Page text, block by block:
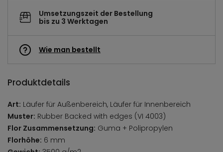
Umsetzungszeit der Bestellung
bis zu 3 Werktagen
Wie man bestellt
Produktdetails
Art: Läufer für Außenbereich, Läufer für Innenbereich
Muster: Rubber Backed with edges (VI 4003)
Flor Zusammensetzung: Guma + Polipropylen
Florhöhe: 6 mm